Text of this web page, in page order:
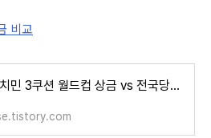
비교
UMB 호치민 3쿠션 월드컵 상금 vs 전국당구대회 상금 vs 프로당구대회 PBA투어 상금 비교